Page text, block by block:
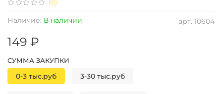
(0)
арт. 10604
Наличие: В наличии
149 ₽
СУММА ЗАКУПКИ
0-3 тыс.руб 3-30 тыс.руб